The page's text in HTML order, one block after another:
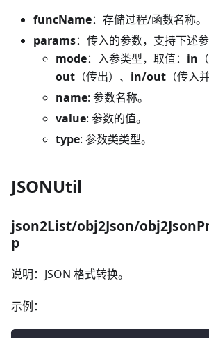
funcName：存储过程/函数名称。
params：传入的参数，支持下述参
mode：入参类型，取值： in
out （传出）、 in/out （传入
name: 参数名称。
value: 参数的值。
type: 参数类类型。
JSONUtil
json2List/obj2Json/
p
说明：JSON 格式转换。
示例：